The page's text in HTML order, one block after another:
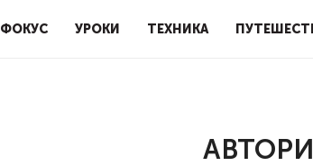
ФОКУС УРОКИ ТЕХНИКА